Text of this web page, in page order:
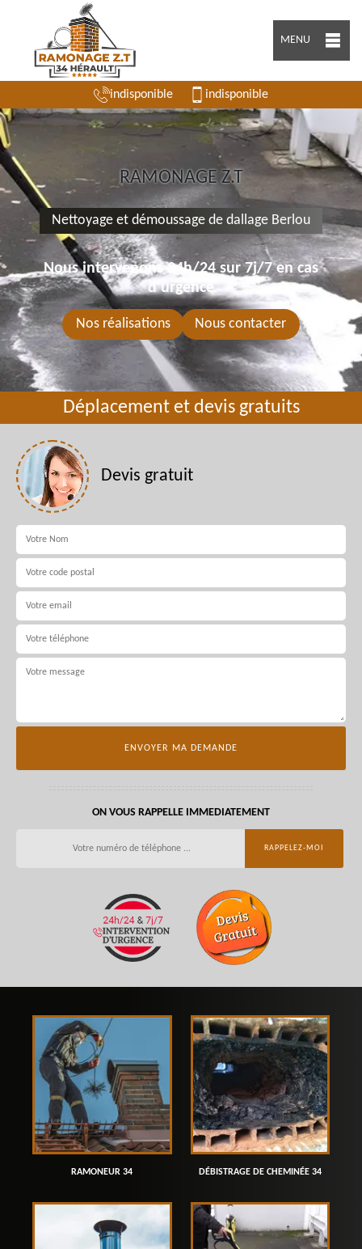
MENU
indisponible indisponible
RAMONAGE Z.T
Nettoyage et démoussage de dallage Berlou
Nous intervenons 24h/24 sur 7j/7 en cas
d'urgence
Nos réalisations Nous contacter
Déplacement et devis gratuits
Devis gratuit
ON VOUS RAPPELLE IMMEDIATEMENT
RAMONEUR 34 DÉBISTRAGE DE CHEMINÉE 34